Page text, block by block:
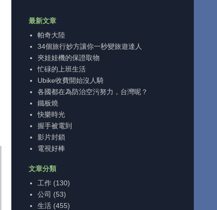
最新文章
帕奇大陸
34個旅行妙方讓你一秒變旅遊達人
夾娃娃機的保證取物
忙碌的上班生活
Ubike收費開始沒人騎
各國都在為防治空污努力，台灣呢？
鐵板燒
快樂時光
握手被電到
影片封鎖
電視好棒
文章分類
工作 (130)
公司 (53)
生活 (455)